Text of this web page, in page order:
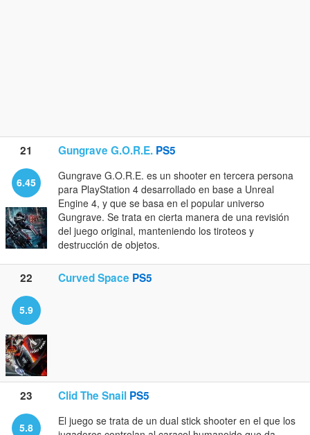
21 Gungrave G.O.R.E. PS5
6.45
Gungrave G.O.R.E. es un shooter en tercera persona
para PlayStation 4 desarrollado en base a Unreal
Engine 4, y que se basa en el popular universo
Gungrave. Se trata en cierta manera de una revisión
del juego original, manteniendo los tiroteos y
destrucción de objetos.
22 Curved Space PS5
5.9
23 Clid The Snail PS5
5.8
El juego se trata de un dual stick shooter en el que los